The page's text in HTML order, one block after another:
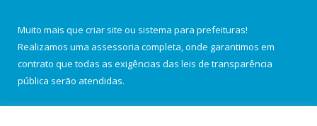
Muito mais que criar site ou sistema para prefeituras!
Realizamos uma assessoria completa, onde garantimos em
contrato que todas as exigências das leis de transparência
pública serão atendidas.